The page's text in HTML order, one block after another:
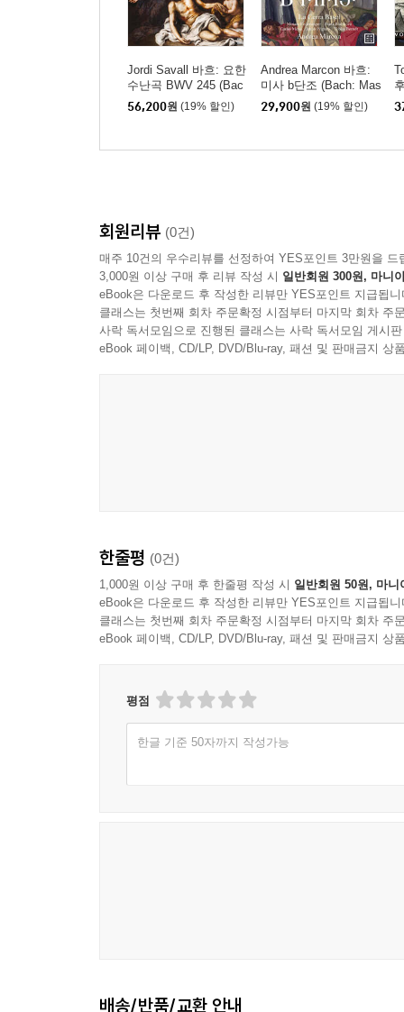
Jordi Savall 바흐: 요한
수난곡 BWV 245 (Bac
h: Johannes-Passion B
WV 245) [Hybrid SAC
56,200원 (19% 할인)
Andrea Marcon 바흐:
미사 b단조 (Bach: Mas
s in b minor)
29,900원 (19% 할인)
회원리뷰 (0건)
매주 10건의 우수리뷰를 선정하여 YES포인트 3만원을 드
3,000원 이상 구매 후 리뷰 작성 시 일반회원 300원, 마니
eBook은 다운로드 후 작성한 리뷰만 YES포인트 지급됩니
클래스는 첫번째 회차 주문확정 시점부터 마지막 회차 주
사락 독서모임으로 진행된 클래스는 사락 독서모임 게시
eBook 페이백, CD/LP, DVD/Blu-ray, 패션 및 판매금지 상
한줄평 (0건)
1,000원 이상 구매 후 한줄평 작성 시 일반회원 50원, 마니
eBook은 다운로드 후 작성한 리뷰만 YES포인트 지급됩니
클래스는 첫번째 회차 주문확정 시점부터 마지막 회차 주
eBook 페이백, CD/LP, DVD/Blu-ray, 패션 및 판매금지 상
평점
한글 기준 50자까지 작성가능
배송/반품/교환 안내